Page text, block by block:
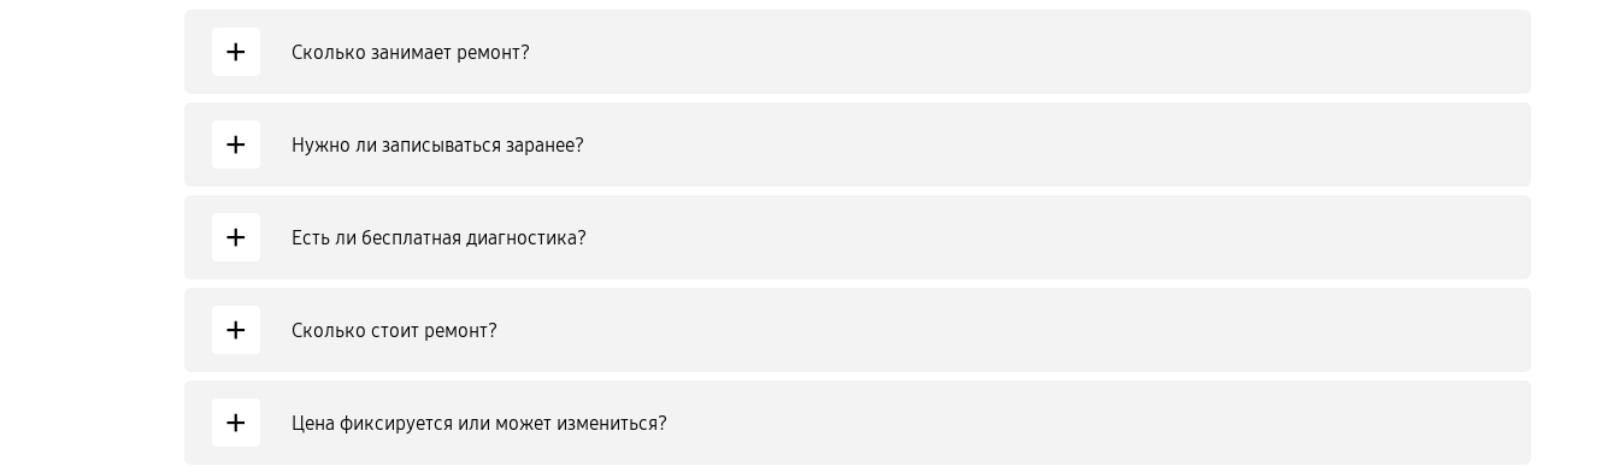
+ Сколько занимает ремонт?
+ Нужно ли записываться заранее?
+ Есть ли бесплатная диагностика?
+ Сколько стоит ремонт?
+ Цена фиксируется или может измениться?